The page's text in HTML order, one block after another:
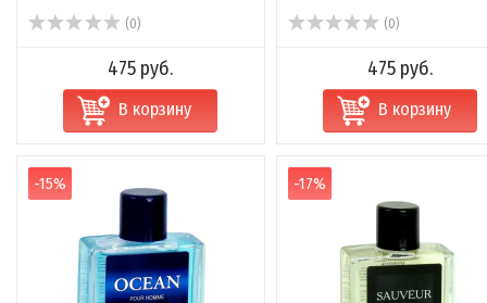
(0)
475 руб.
В корзину
(0)
475 руб.
В корзину
-15% -17%